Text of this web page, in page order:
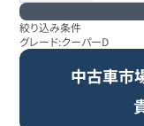
絞り込み条件
グレード:クーパーD
中古車市